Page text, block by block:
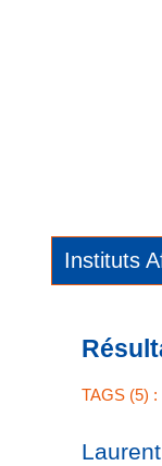
Instituts
TAGS (5)